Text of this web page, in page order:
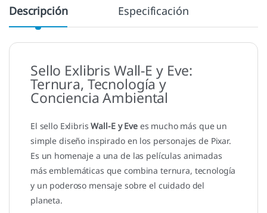
Descripción Especificación
Sello Exlibris Wall-E y Eve:
Ternura, Tecnología y
Conciencia Ambiental
El sello ExlibrisWall-E y Evees mucho más que un
simple diseño inspirado en los personajes de Pixar.
Es un homenaje a una de las películas animadas
más emblemáticas que combina ternura, tecnología
y un poderoso mensaje sobre el cuidado del
planeta.